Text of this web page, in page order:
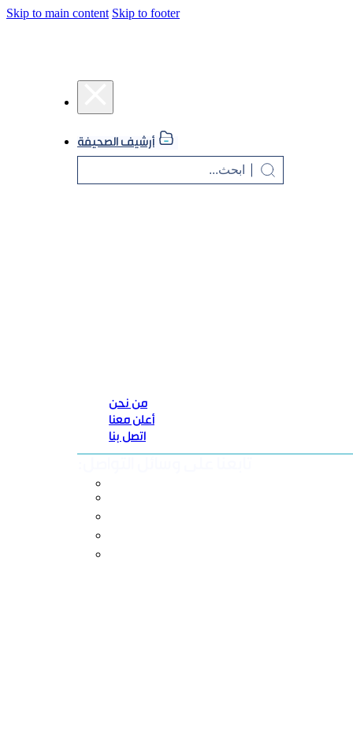
Skip to main content Skip to footer
أرشيف الصحيفة
من نحن
أعلن معنا
اتصل بنا